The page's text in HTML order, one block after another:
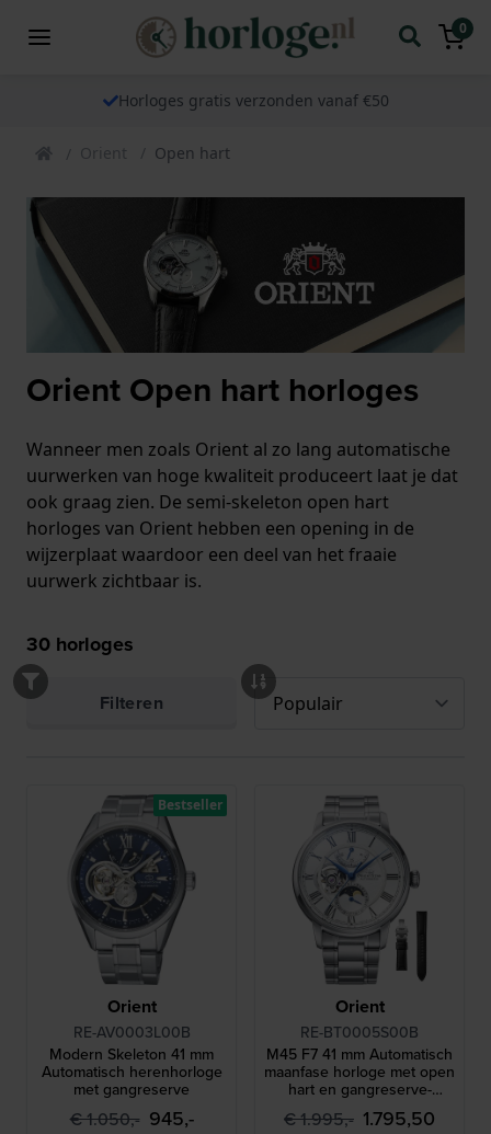
0
Horloges gratis verzonden vanaf €50
Orient Open hart
Orient Open hart horloges
Wanneer men zoals Orient al zo lang automatische
uurwerken van hoge kwaliteit produceert laat je dat
ook graag zien. De semi-skeleton open hart
horloges van Orient hebben een opening in de
wijzerplaat waardoor een deel van het fraaie
uurwerk zichtbaar is.
30 horloges
Filteren
Orient
RE-AV0003L00B
Modern Skeleton 41 mm
Automatisch herenhorloge
met gangreserve
€ 1.050,- 945,-
Bestseller
Orient
RE-BT0005S00B
M45 F7 41 mm Automatisch
maanfase horloge met open
hart en gangreserve-
indicator
€ 1.995,- 1.795,50